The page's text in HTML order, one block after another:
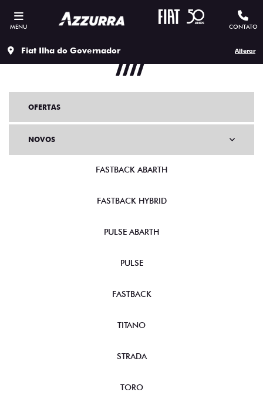
MENU CONTATO
Fiat Ilha do Governador Alterar
OFERTAS
NOVOS
FASTBACK ABARTH
FASTBACK HYBRID
PULSE ABARTH
PULSE
FASTBACK
TITANO
STRADA
TORO